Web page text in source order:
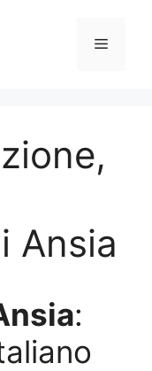
Menu
Ansia
: